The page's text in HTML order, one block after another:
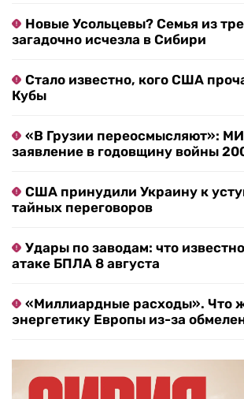
Новые Усольцевы? Семья из
загадочно исчезла в Сибири
Стало известно, кого США
Кубы
«В Грузии переосмысляют»:
заявление в годовщину войны
США принудили Украину к
тайных переговоров
Удары по заводам: что
атаке БПЛА 8 августа
«Миллиардные расходы». Что
энергетику Европы из-за